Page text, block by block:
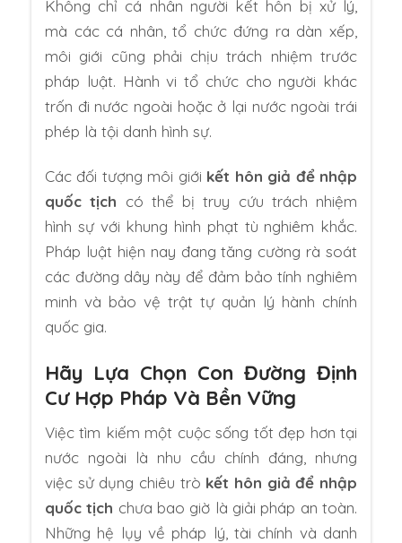
Không chỉ cá nhân người kết hôn bị xử lý,
mà các cá nhân, tổ chức đứng ra dàn xếp,
môi giới cũng phải chịu trách nhiệm trước
pháp luật. Hành vi tổ chức cho người khác
trốn đi nước ngoài hoặc ở lại nước ngoài trái
phép là tội danh hình sự.
Các đối tượng môi giới kết hôn giả để nhập
quốc tịch có thể bị truy cứu trách nhiệm
hình sự với khung hình phạt tù nghiêm khắc.
Pháp luật hiện nay đang tăng cường rà soát
các đường dây này để đảm bảo tính nghiêm
minh và bảo vệ trật tự quản lý hành chính
quốc gia.
Hãy Lựa Chọn Con Đường Định
Cư Hợp Pháp Và Bền Vững
Việc tìm kiếm một cuộc sống tốt đẹp hơn tại
nước ngoài là nhu cầu chính đáng, nhưng
việc sử dụng chiêu trò kết hôn giả để nhập
quốc tịch chưa bao giờ là giải pháp an toàn.
Những hệ lụy về pháp lý, tài chính và danh